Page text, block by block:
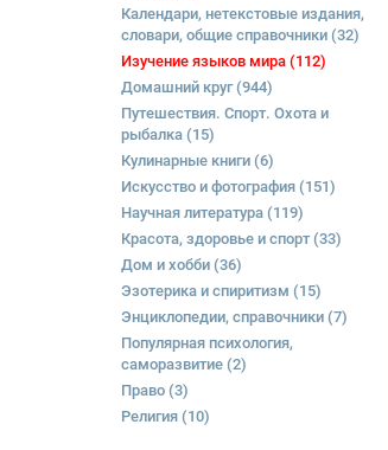
Календари, нетекстовые издания,
словари, общие справочники (32)
Изучение языков мира (112)
Домашний круг(944)
Путешествия. Спорт. Охота и
рыбалка (15)
Кулинарные книги (6)
Искусство и фотография (151)
Научная литература (119)
Красота, здоровье и спорт(33)
Дом и хобби (36)
Эзотерика и спиритизм (15)
Энциклопедии, справочники (7)
Популярная психология,
саморазвитие (2)
Право (3)
Религия (10)